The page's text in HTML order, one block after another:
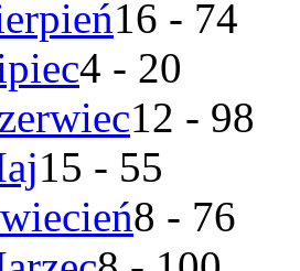
16 - 74
4 - 20
12 - 98
15 - 55
8 - 76